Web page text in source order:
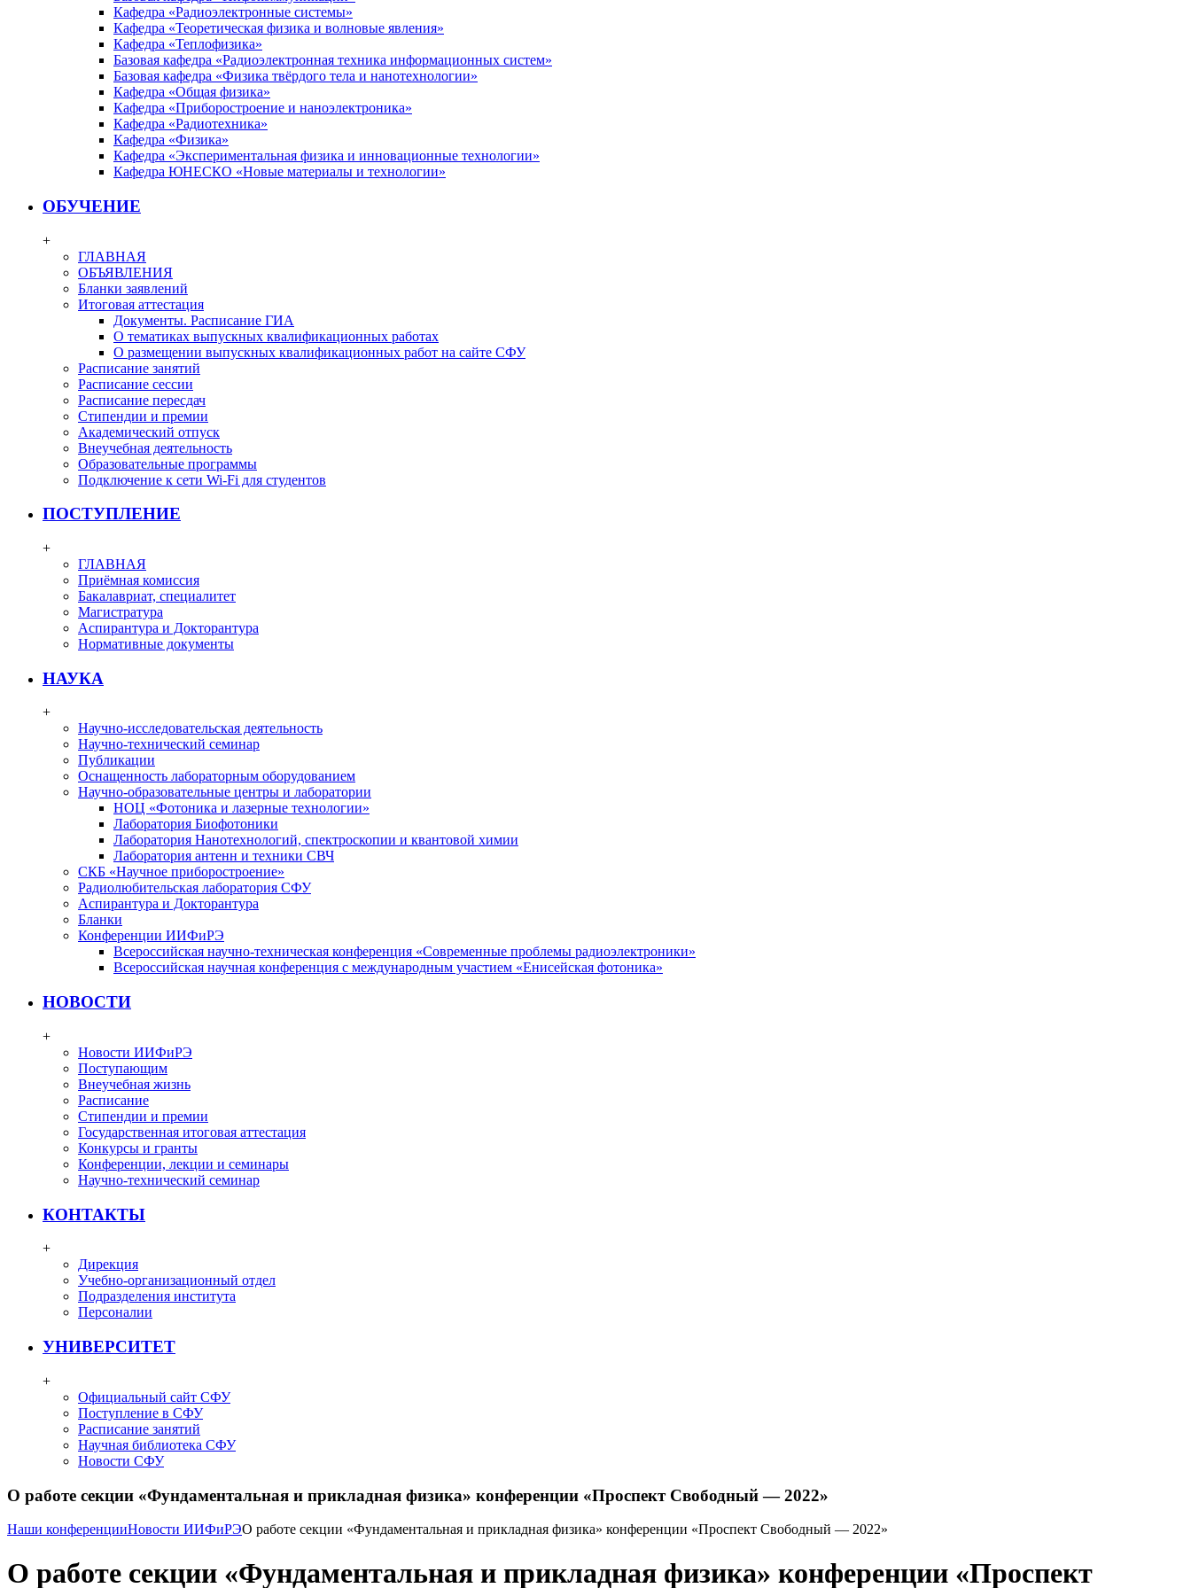
Кафедра «Радиоэлектронные системы»
Кафедра «Теоретическая физика и волновые явления»
Кафедра «Теплофизика»
Базовая кафедра «Радиоэлектронная техника информационных систем»
Базовая кафедра «Физика твёрдого тела и нанотехнологии»
Кафедра «Общая физика»
Кафедра «Приборостроение и наноэлектроника»
Кафедра «Радиотехника»
Кафедра «Физика»
Кафедра «Экспериментальная физика и инновационные технологии»
Кафедра ЮНЕСКО «Новые материалы и технологии»
ОБУЧЕНИЕ
+
ГЛАВНАЯ
ОБЪЯВЛЕНИЯ
Бланки заявлений
Итоговая аттестация
Документы. Расписание ГИА
О тематиках выпускных квалификационных работах
О размещении выпускных квалификационных работ на сайте СФУ
Расписание занятий
Расписание сессии
Расписание пересдач
Стипендии и премии
Академический отпуск
Внеучебная деятельность
Образовательные программы
Подключение к сети Wi-Fi для студентов
ПОСТУПЛЕНИЕ
+
ГЛАВНАЯ
Приёмная комиссия
Бакалавриат, специалитет
Магистратура
Аспирантура и Докторантура
Нормативные документы
НАУКА
+
Научно-исследовательская деятельность
Научно-технический семинар
Публикации
Оснащенность лабораторным оборудованием
Научно-образовательные центры и лаборатории
НОЦ «Фотоника и лазерные технологии»
Лаборатория Биофотоники
Лаборатория Нанотехнологий, спектроскопии и квантовой химии
Лаборатория антенн и техники СВЧ
СКБ «Научное приборостроение»
Радиолюбительская лаборатория СФУ
Аспирантура и Докторантура
Бланки
Конференции ИИФиРЭ
Всероссийская научно-техническая конференция «Современные проблемы радиоэлектроники»
Всероссийская научная конференция с международным участием «Енисейская фотоника»
НОВОСТИ
+
Новости ИИФиРЭ
Поступающим
Внеучебная жизнь
Расписание
Стипендии и премии
Государственная итоговая аттестация
Конкурсы и гранты
Конференции, лекции и семинары
Научно-технический семинар
КОНТАКТЫ
+
Дирекция
Учебно-организационный отдел
Подразделения института
Персоналии
УНИВЕРСИТЕТ
+
Официальный сайт СФУ
Поступление в СФУ
Расписание занятий
Научная библиотека СФУ
Новости СФУ
О работе секции «Фундаментальная и прикладная физика» конференции «Проспект Свободный — 2022»
Наши конференцииНовости ИИФиРЭО работе секции «Фундаментальная и прикладная физика» конференции «Проспект Свободный — 2022»
О работе секции «Фундаментальная и прикладная физика» конференции «Проспект